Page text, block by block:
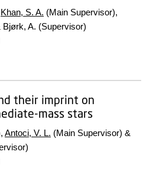
Khan, S. A. (Main Supervisor),
Bjørk, A. (Supervisor)
their imprint on
mass stars
Antoci, V. L. (Main Supervisor) &